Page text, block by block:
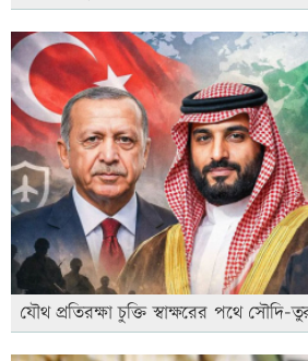
যৌথ প্রতিরক্ষা চুক্তি স্বাক্ষরের পথে সৌদি-